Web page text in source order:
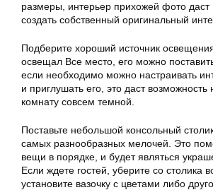
размеры, интерьер прихожей фото даст
создать собственный оригинальный
Подберите хороший источник
освещал Все место, его можно
если необходимо можно настраивать
и приглушать его, это даст возможность
комнату совсем темной.
Поставьте небольшой консольный
самых разнообразных мелочей. Это
вещи в порядке, и будет являться
Если ждете гостей, уберите со столика
установите вазочку с цветами либо